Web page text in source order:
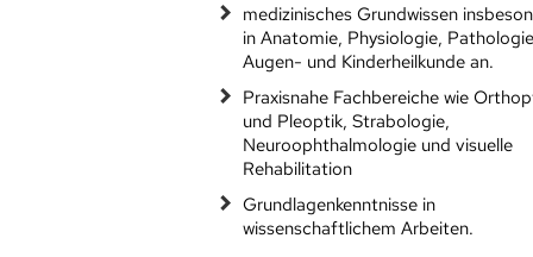
medizinisches Grundwissen
in Anatomie, Physiologie,
Augen- und Kinderheilkunde an.
Praxisnahe Fachbereiche wie
und Pleoptik, Strabologie,
Neuroophthalmologie und visuelle
Rehabilitation
Grundlagenkenntnisse in
wissenschaftlichem Arbeiten.